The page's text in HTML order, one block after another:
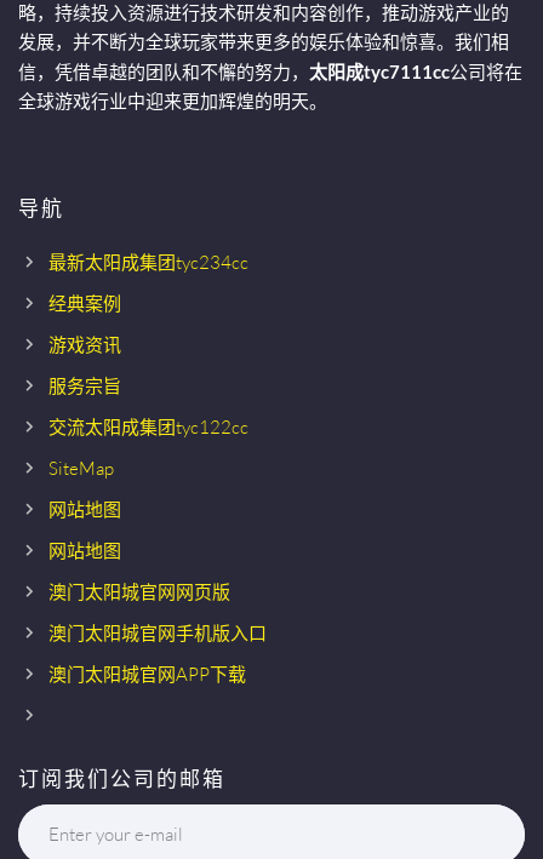
略，持续投入资源进行技术研发和内容创作，推动游戏产业的
发展，并不断为全球玩家带来更多的娱乐体验和惊喜。我们相
信，凭借卓越的团队和不懈的努力， 太阳成tyc7111cc公司将在
全球游戏行业中迎来更加辉煌的明天。
导航
最新太阳成集团tyc234cc
经典案例
游戏资讯
服务宗旨
交流太阳成集团tyc122cc
SiteMap
网站地图
网站地图
澳门太阳城官网网页版
澳门太阳城官网手机版入口
澳门太阳城官网APP下载
订阅我们公司的邮箱
Enter your e-mail